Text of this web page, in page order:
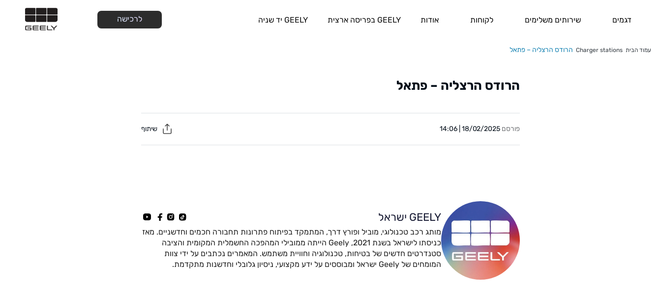
דגמים שירותים משלימים לקוחות אודות GEELY בפריסה ארצית GEELY יד שניה לרכישה
עמוד הבית Charger stations הרודס הרצליה – פתאל
הרודס הרצליה – פתאל
פורסם 18/02/2025 | 14:06
GEELY ישראל
מותג רכב טכנולוגי, מוביל ופורץ דרך, המתמקד בפיתוח פתרונות תחבורה חכמים וחדשניים. מאז
כניסתו לישראל בשנת 2021, Geely הייתה ממובילי המהפכה החשמלית המקומית והציבה
סטנדרטים חדשים של בטיחות, טכנולוגיה וחוויית משתמש. המאמרים נכתבים על ידי צוות
המומחים של Geely ישראל ומבוססים על ידע מקצועי, ניסיון גלובלי וחדשנות מתקדמת.